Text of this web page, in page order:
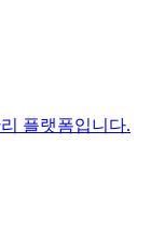
플랫폼입니다.